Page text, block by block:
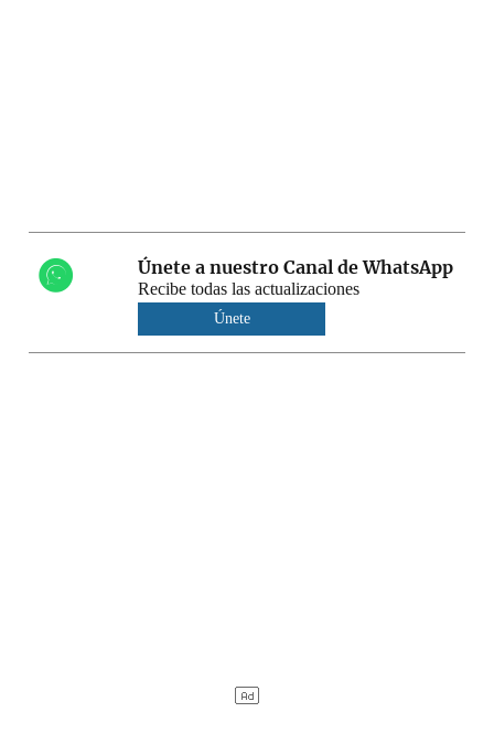
Únete a nuestro Canal de WhatsApp
Recibe todas las actualizaciones
Únete